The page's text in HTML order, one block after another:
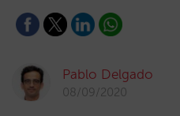
Pablo Delgado
08/09/2020